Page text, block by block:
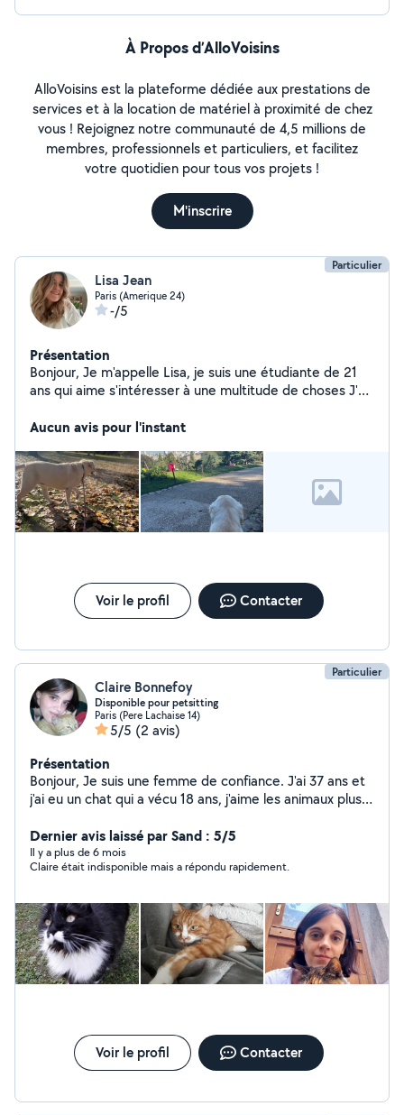
À Propos d’AlloVoisins
AlloVoisins est la plateforme dédiée aux prestations de
services et à la location de matériel à proximité de chez
vous ! Rejoignez notre communauté de 4,5 millions de
membres, professionnels et particuliers, et facilitez
votre quotidien pour tous vos projets !
M'inscrire
Particulier
Lisa Jean
Paris (Amerique 24)
-/5
Présentation
Bonjour, Je m'appelle Lisa, je suis une étudiante de 21
ans qui aime s'intéresser à une multitude de choses J'ai
chevaux, chèvres) J'ai un BTS dans l'élevage des animaux
Polyvalente, je peux accomplir de multitudes de tâches
et ayant un papa bricoleur, j'ai quelques connaissances
de bases du bricolage
Aucun avis pour l'instant
Voir le profil Contacter
Particulier
Claire Bonnefoy
Disponible pour petsitting
Paris (Pere Lachaise 14)
5/5 (2 avis)
Présentation
Bonjour, Je suis une femme de confiance. J'ai 37 ans et
j'ai eu un chat qui a vécu 18 ans, j'aime les animaux plus
déjà gardé des animaux dans le passé et j'ai fait des
stages en clinique vétérinaire.
Dernier avis laissé par Sand : 5/5
Il y a plus de 6 mois
Claire était indisponible mais a répondu rapidement.
Voir le profil Contacter